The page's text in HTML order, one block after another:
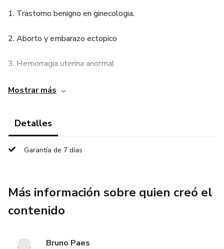
1. Trastorno benigno en ginecologia.
2. Aborto y embarazo ectopico
3. Hemorragia uterina anormal
4. Trastorno hipertensivo del embarazo.
6. diabetes gestacional.
Mostrar más
Detalles
Garantía de 7 días
Más información sobre quien creó el
contenido
Bruno Paes